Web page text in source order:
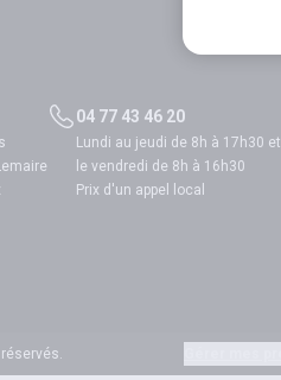
04 77 43 46 20
Lundi au jeudi de 8h à 17h30 et
le vendredi de 8h à 16h30
Prix d'un appel local